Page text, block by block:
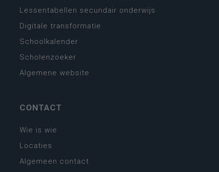
Lessentabellen secundair onderwijs
Digitale transformatie
Schoolkalender
Scholenzoeker
Algemene website
CONTACT
Wie is wie
Locaties
Algemeen contact